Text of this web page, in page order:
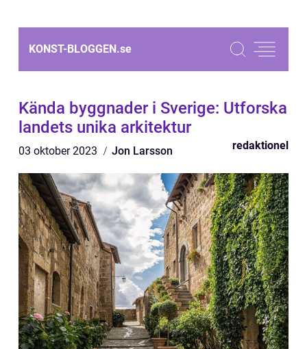
KONST-BLOGGEN.se
Kända byggnader i Sverige: Utforska
landets unika arkitektur
03 oktober 2023 Jon Larsson redaktionel